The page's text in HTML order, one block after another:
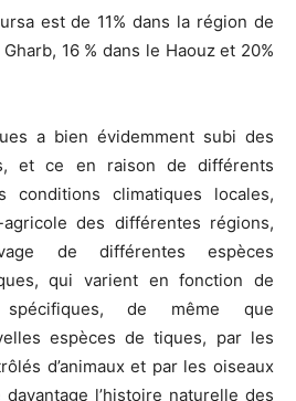
est de 11% dans la région de
16 % dans le Haouz et 20%
a bien évidemment subi des
et ce en raison de différents
climatiques locales,
agricole des différentes régions,
de différentes espèces
qui varient en fonction de
spécifiques, de même que
espèces de tiques, par les
d’animaux et par les oiseaux
l’histoire naturelle des